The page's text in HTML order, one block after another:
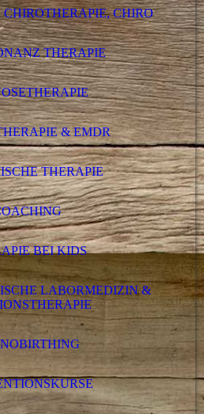
CHIRO
THERAPIE
& EMDR
THERAPIE
BEI KIDS
LABORMEDIZIN &